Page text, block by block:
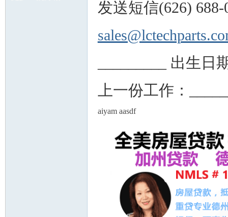
发各类文件
发送短信(626)
_________ 出生
上一份工作：
aiyam aasdf